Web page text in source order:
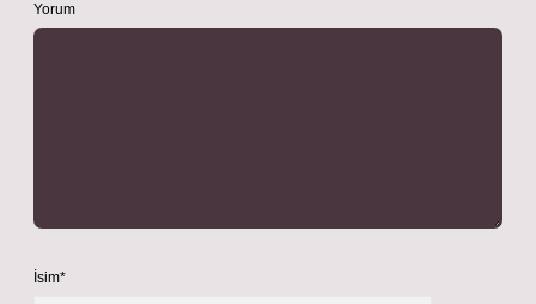
Yorum
İsim*